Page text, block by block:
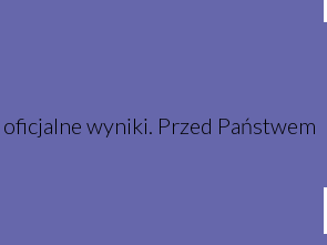
wyniki. Przed Państwem